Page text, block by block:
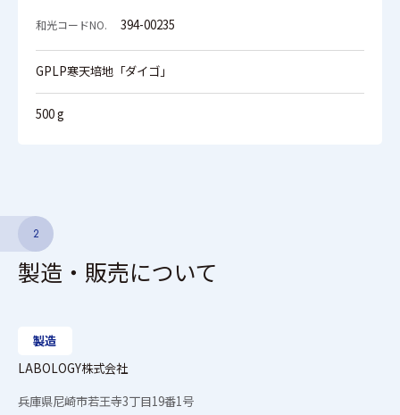
394-00235
GPLP寒天培地「ダイゴ」
500 g
2
製造・販売について
製造
LABOLOGY株式会社
兵庫県尼崎市若王寺3丁目19番1号